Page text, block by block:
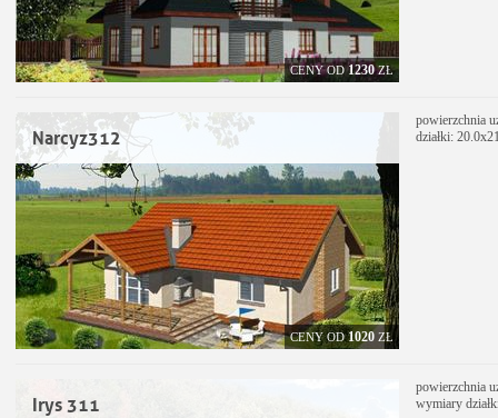
CENY OD1230ZŁ
Narcyz312
CENY OD1020ZŁ
powierzchnia
działki:
Irys 311
powierzchnia
wymiary